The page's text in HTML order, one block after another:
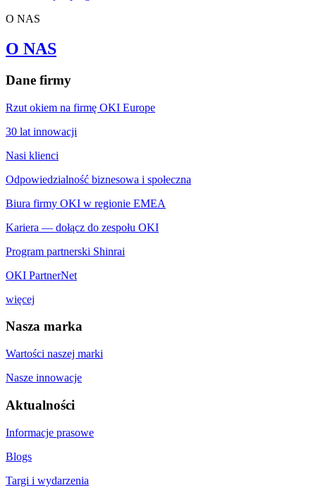
O NAS
O NAS
Dane firmy
Rzut okiem na firmę OKI Europe
30 lat innowacji
Nasi klienci
Odpowiedzialność biznesowa i społeczna
Biura firmy OKI w regionie EMEA
Kariera — dołącz do zespołu OKI
Program partnerski Shinrai
OKI PartnerNet
więcej
Nasza marka
Wartości naszej marki
Nasze innowacje
Aktualności
Informacje prasowe
Blogs
Targi i wydarzenia